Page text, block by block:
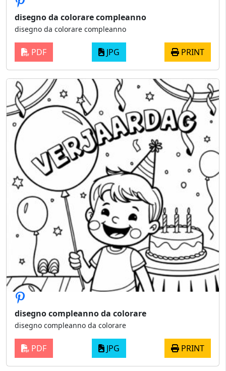
disegno da colorare compleanno
disegno da colorare compleanno
PDF JPG PRINT
disegno compleanno da colorare
disegno compleanno da colorare
PDF JPG PRINT